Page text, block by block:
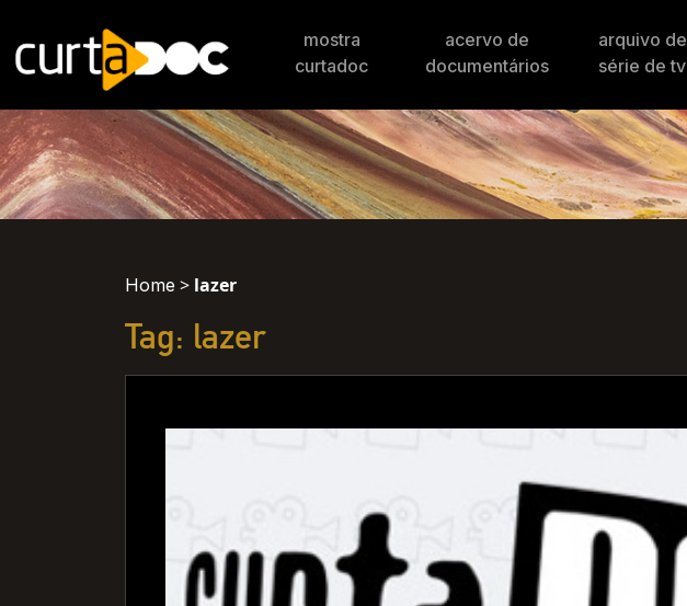
mostra
curtadoc
acervo de
documentários
arquivo de
série de tv
Home > lazer
Tag: lazer